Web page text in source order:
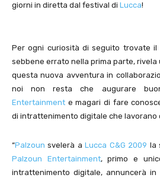
giorni in diretta dal festival di Lucca!
Per ogni curiosità di seguito trovate il
sebbene errato nella prima parte,
questa nuova avventura in
noi non resta che augurare
Entertainment e magari di fare
di intrattenimento digitale che lavorano
“Palzoun svelerà aLucca C&G 2009 la
Palzoun Entertainment, primo e
intrattenimento digitale, annuncerà